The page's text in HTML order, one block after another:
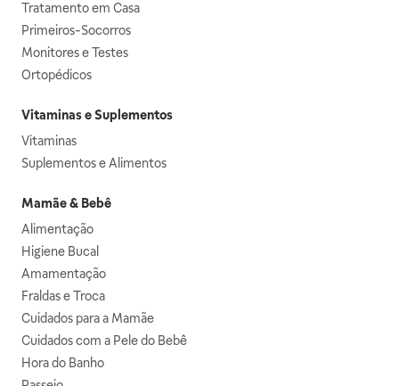
Tratamento em Casa
Primeiros-Socorros
Monitores e Testes
Ortopédicos
Vitaminas e Suplementos
Vitaminas
Suplementos e Alimentos
Mamãe & Bebê
Alimentação
Higiene Bucal
Amamentação
Fraldas e Troca
Cuidados para a Mamãe
Cuidados com a Pele do Bebê
Hora do Banho